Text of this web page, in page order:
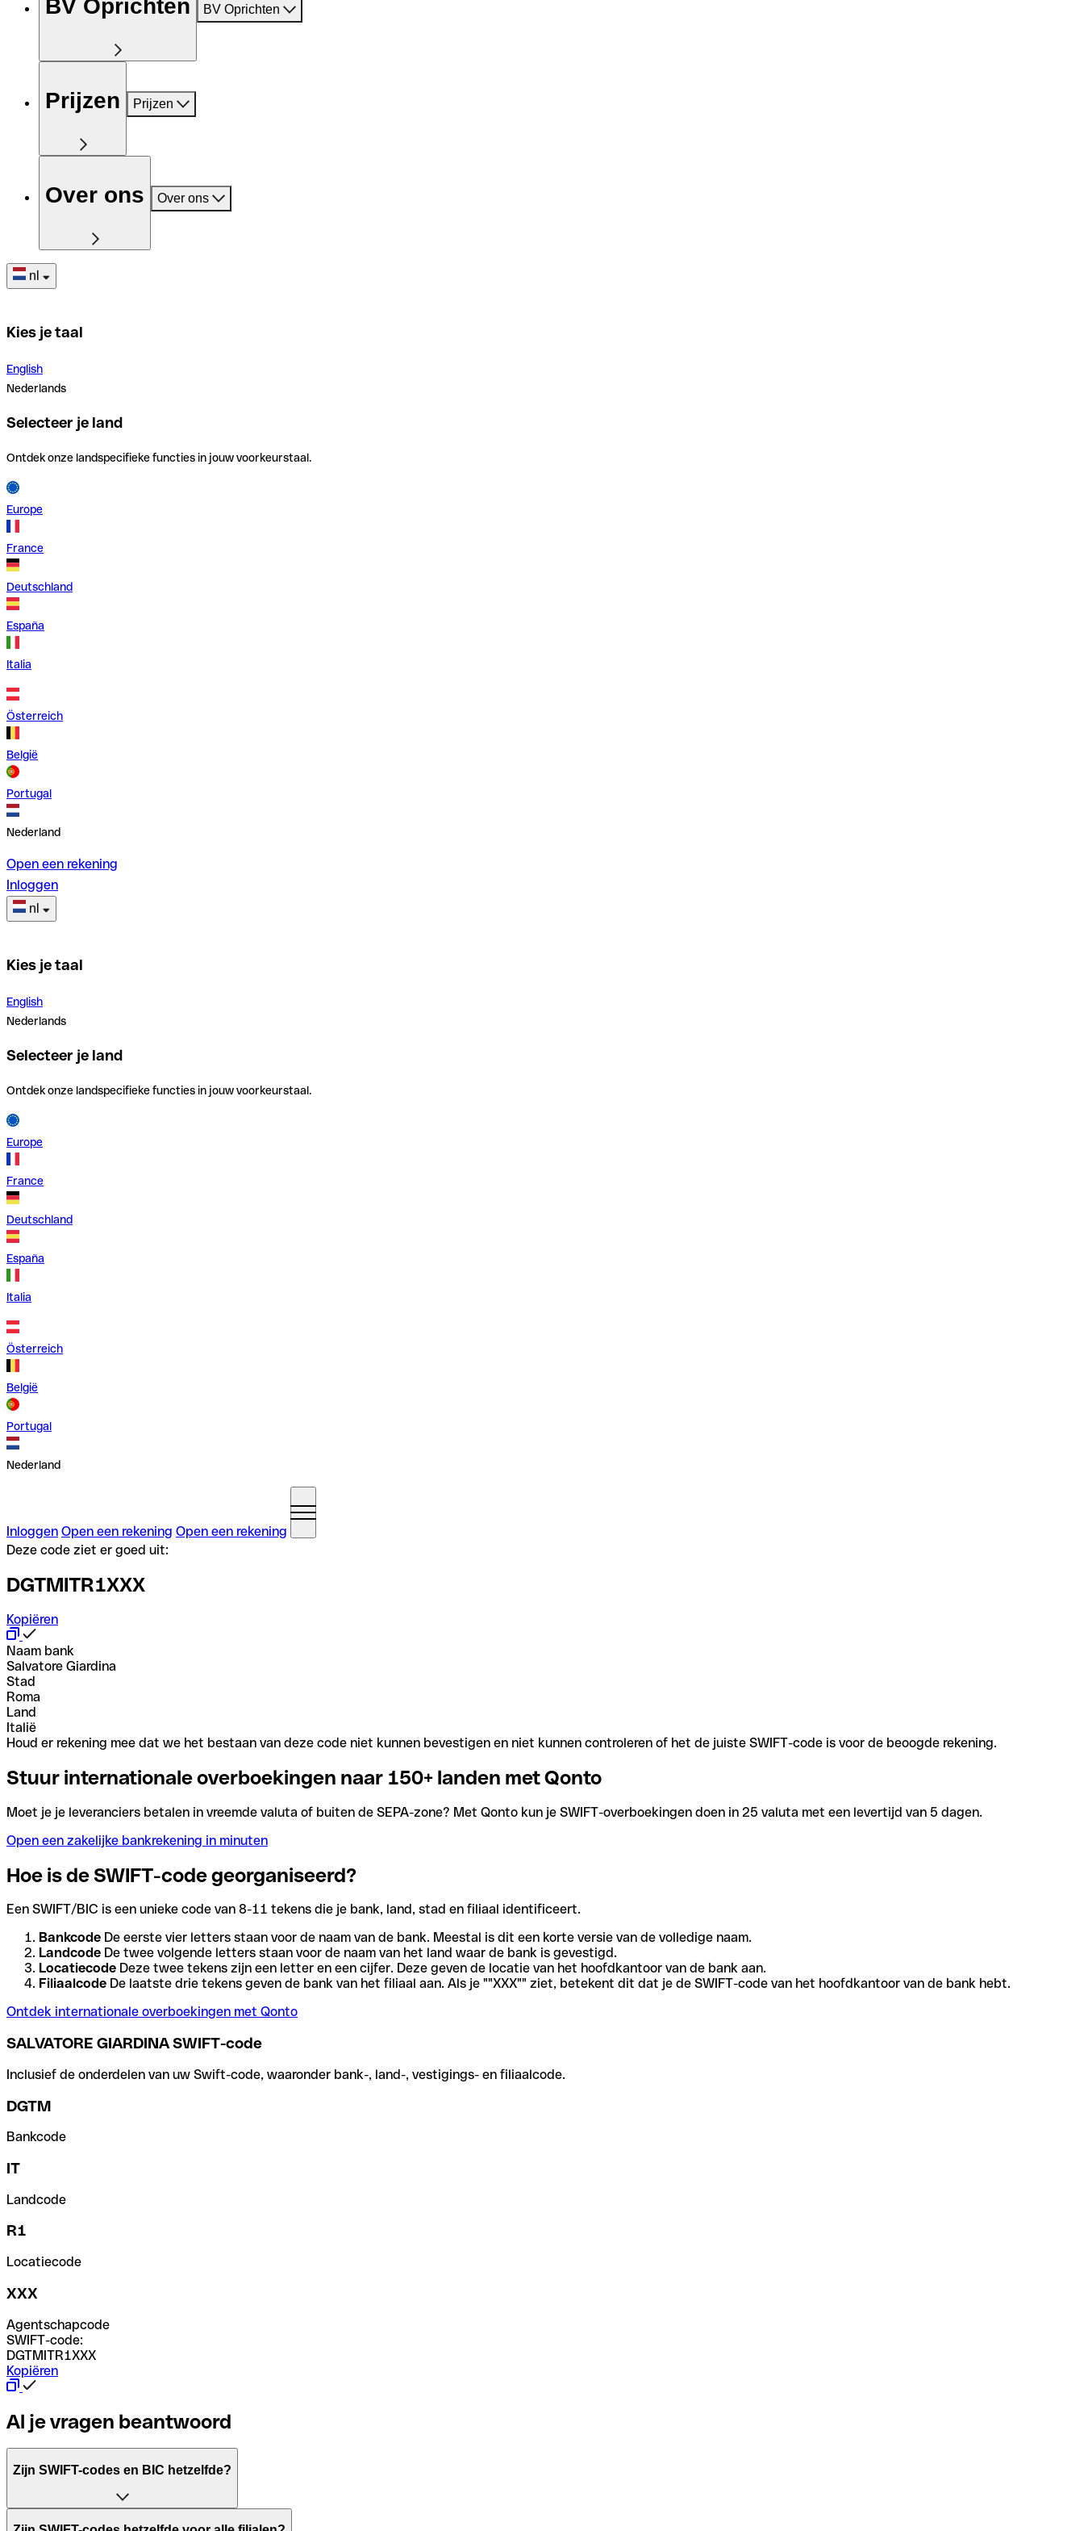
BV Oprichten BV Oprichten
Prijzen Prijzen
Over ons Over ons
nl
Kies je taal
English
Nederlands
Selecteer je land
Ontdek onze landspecifieke functies in jouw voorkeurstaal.
Europe
France
Deutschland
España
Italia
Österreich
België
Portugal
Nederland
Open een rekening
Inloggen
nl
Kies je taal
English
Nederlands
Selecteer je land
Ontdek onze landspecifieke functies in jouw voorkeurstaal.
Europe
France
Deutschland
España
Italia
Österreich
België
Portugal
Nederland
Inloggen Open een rekening Open een rekening
Deze code ziet er goed uit:
DGTMITR1XXX
Kopiëren
Naam bank
Salvatore Giardina
Stad
Roma
Land
Italië
Houd er rekening mee dat we het bestaan van deze code niet kunnen bevestigen en niet kunnen controleren of het de juiste SWIFT-code is voor de beoogde rekening.
Stuur internationale overboekingen naar 150+ landen met Qonto
Moet je je leveranciers betalen in vreemde valuta of buiten de SEPA-zone? Met Qonto kun je SWIFT-overboekingen doen in 25 valuta met een levertijd van 5 dagen.
Open een zakelijke bankrekening in minuten
Hoe is de SWIFT-code georganiseerd?
Een SWIFT/BIC is een unieke code van 8-11 tekens die je bank, land, stad en filiaal identificeert.
Bankcode De eerste vier letters staan voor de naam van de bank. Meestal is dit een korte versie van de volledige naam.
Landcode De twee volgende letters staan voor de naam van het land waar de bank is gevestigd.
Locatiecode Deze twee tekens zijn een letter en een cijfer. Deze geven de locatie van het hoofdkantoor van de bank aan.
Filiaalcode De laatste drie tekens geven de bank van het filiaal aan. Als je ""XXX"" ziet, betekent dit dat je de SWIFT-code van het hoofdkantoor van de bank hebt.
Ontdek internationale overboekingen met Qonto
SALVATORE GIARDINA SWIFT-code
Inclusief de onderdelen van uw Swift-code, waaronder bank-, land-, vestigings- en filiaalcode.
DGTM
Bankcode
IT
Landcode
R1
Locatiecode
XXX
Agentschapcode
SWIFT-code:
DGTMITR1XXX
Kopiëren
Al je vragen beantwoord
Zijn SWIFT-codes en BIC hetzelfde?